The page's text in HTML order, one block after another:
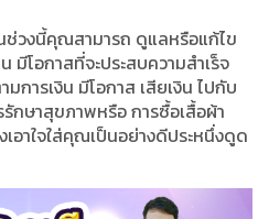
ช่วงนี้คุณสามารถ ดูแลหรือแก้ไข
มีโอกาสที่จะประสบความสำเร็จ
การเงิน มีโอกาส เสียเงิน ไปกับ
กษาสุขภาพหรือ การซื้อเสื้อผ้า
าใจใส่คุณเป็นอย่างดีประหนึ่งดูด